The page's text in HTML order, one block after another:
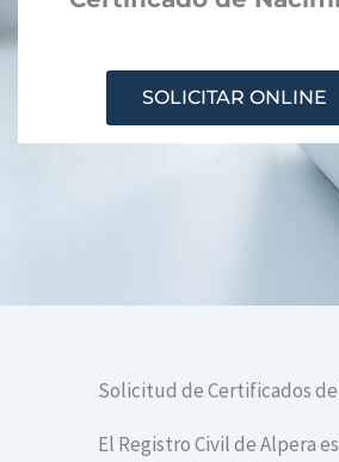
SOLICITAR ONLINE
Solicitud de Certificados
El Registro Civil de Alpera